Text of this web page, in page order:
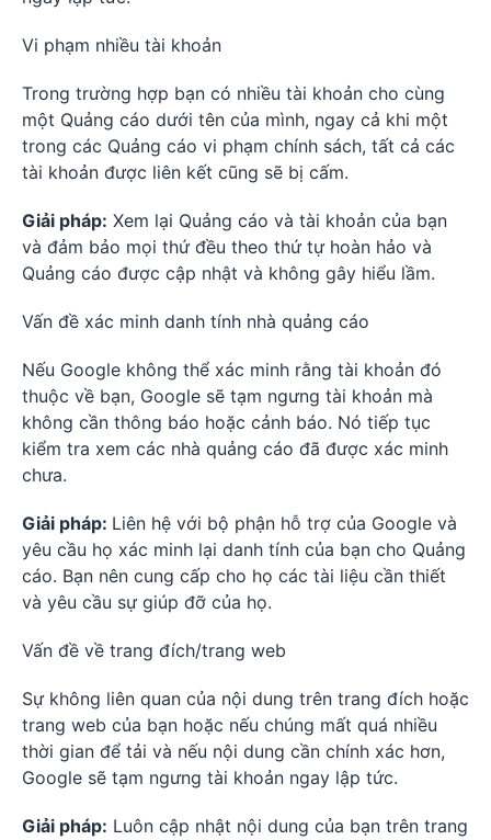
Vi phạm nhiều tài khoản
Trong trường hợp bạn có nhiều tài khoản cho cùng
một Quảng cáo dưới tên của mình, ngay cả khi một
trong các Quảng cáo vi phạm chính sách, tất cả các
tài khoản được liên kết cũng sẽ bị cấm.
Giải pháp: Xem lại Quảng cáo và tài khoản của bạn
và đảm bảo mọi thứ đều theo thứ tự hoàn hảo và
Quảng cáo được cập nhật và không gây hiểu lầm.
Vấn đề xác minh danh tính nhà quảng cáo
Nếu Google không thể xác minh rằng tài khoản đó
thuộc về bạn, Google sẽ tạm ngưng tài khoản mà
không cần thông báo hoặc cảnh báo. Nó tiếp tục
kiểm tra xem các nhà quảng cáo đã được xác minh
chưa.
Giải pháp: Liên hệ với bộ phận hỗ trợ của Google và
yêu cầu họ xác minh lại danh tính của bạn cho Quảng
cáo. Bạn nên cung cấp cho họ các tài liệu cần thiết
và yêu cầu sự giúp đỡ của họ.
Vấn đề về trang đích/trang web
Sự không liên quan của nội dung trên trang đích hoặc
trang web của bạn hoặc nếu chúng mất quá nhiều
thời gian để tải và nếu nội dung cần chính xác hơn,
Google sẽ tạm ngưng tài khoản ngay lập tức.
Giải pháp: Luôn cập nhật nội dung của bạn trên trang